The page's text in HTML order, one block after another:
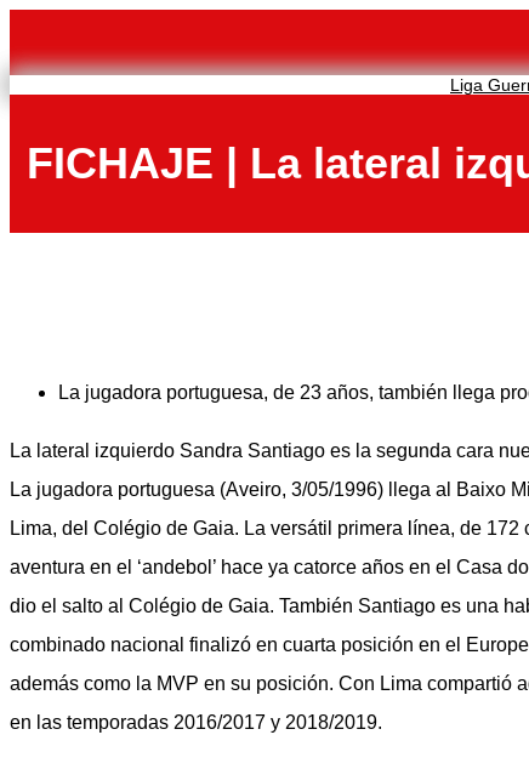
contenido
Liga
FICHAJE | La lateral
La jugadora portuguesa, de 23 años, también llega
La lateral izquierdo Sandra Santiago es la segunda cara
La jugadora portuguesa (Aveiro, 3/05/1996) llega al Baixo
Lima, del Colégio de Gaia. La versátil primera línea, de
aventura en el ‘andebol’ hace ya catorce años en el Casa
dio el salto al Colégio de Gaia. También Santiago es una
combinado nacional finalizó en cuarta posición en el
además como la MVP en su posición. Con Lima compartió
en las temporadas 2016/2017 y 2018/2019.